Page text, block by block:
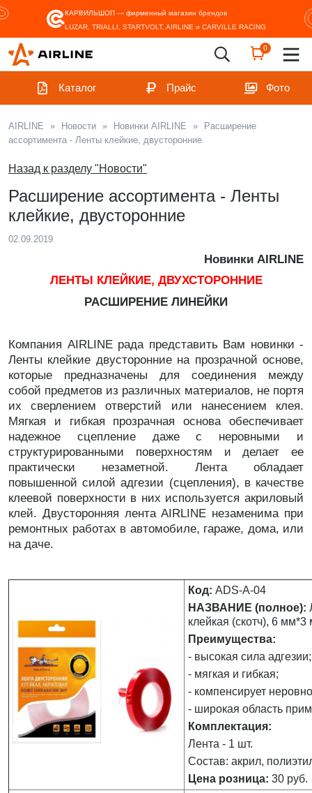
КАРВИЛЬШОП — фирменный магазин брендов
LUZAR, TRIALLI, STARTVOLT, AIRLINE и CARVILLE RACING
0
Каталог Прайс Фото
AIRLINE » Новости » Новинки AIRLINE »
Расширение
ассортимента - Ленты клейкие, двусторонние
Назад к разделу "Новости"
Расширение ассортимента - Ленты
клейкие, двусторонние
02.09.2019
Новинки AIRLINE
ЛЕНТЫ КЛЕЙКИЕ, ДВУХСТОРОННИЕ
РАСШИРЕНИЕ ЛИНЕЙКИ
Компания AIRLINE рада представить Вам новинки -
Ленты клейкие двусторонние на прозрачной основе,
которые предназначены для соединения между
собой предметов из различных материалов, не портя
их сверлением отверстий или нанесением клея.
Мягкая и гибкая прозрачная основа обеспечивает
надежное сцепление даже с неровными и
структурированными поверхностям и делает ее
практически незаметной. Лента обладает
повышенной силой адгезии (сцепления), в качестве
клеевой поверхности в них используется акриловый
клей. Двусторонняя лента AIRLINE незаменима при
ремонтных работах в автомобиле, гараже, дома, или
на даче.
Код: ADS-А-04
НАЗВАНИЕ (полное):
клейкая (скотч), 6
Преимущества:
- высокая сила адгезии;
- мягкая и гибкая;
- компенсирует
- широкая область
Комплектация:
Лента - 1 шт.
Состав: акрил,
Цена розница: 30 руб.